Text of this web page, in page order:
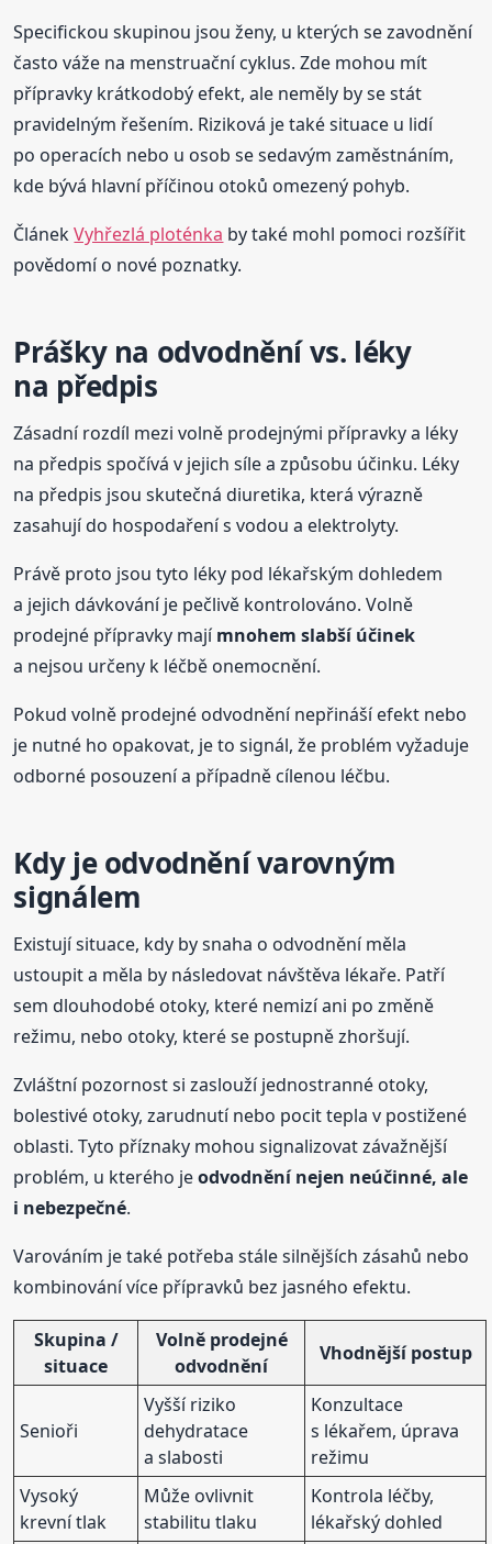
Specifickou skupinou jsou ženy, u kterých se zavodnění
často váže na menstruační cyklus. Zde mohou mít
přípravky krátkodobý efekt, ale neměly by se stát
pravidelným řešením. Riziková je také situace u lidí
po operacích nebo u osob se sedavým zaměstnáním,
kde bývá hlavní příčinou otoků omezený pohyb.
ČlánekVyhřezlá ploténka by také mohl pomoci rozšířit
povědomí o nové poznatky.
Prášky na odvodnění vs. léky
na předpis
Zásadní rozdíl mezi volně prodejnými přípravky a léky
na předpis spočívá v jejich síle a způsobu účinku. Léky
na předpis jsou skutečná diuretika, která výrazně
zasahují do hospodaření s vodou a elektrolyty.
Právě proto jsou tyto léky pod lékařským dohledem
a jejich dávkování je pečlivě kontrolováno. Volně
prodejné přípravky majímnohem slabší účinek
a nejsou určeny k léčbě onemocnění.
Pokud volně prodejné odvodnění nepřináší efekt nebo
je nutné ho opakovat, je to signál, že problém vyžaduje
odborné posouzení a případně cílenou léčbu.
Kdy je odvodnění varovným
signálem
Existují situace, kdy by snaha o odvodnění měla
ustoupit a měla by následovat návštěva lékaře. Patří
sem dlouhodobé otoky, které nemizí ani po změně
režimu, nebo otoky, které se postupně zhoršují.
Zvláštní pozornost si zaslouží jednostranné otoky,
bolestivé otoky, zarudnutí nebo pocit tepla v postižené
oblasti. Tyto příznaky mohou signalizovat závažnější
problém, u kterého jeodvodnění nejen neúčinné, ale
i nebezpečné.
Varováním je také potřeba stále silnějších zásahů nebo
kombinování více přípravků bez jasného efektu.
Skupina /
situace
Volně prodejné
odvodnění
Vhodnější postup
Senioři
Vyšší riziko
dehydratace
a slabosti
Konzultace
s lékařem, úprava
režimu
Vysoký
krevní tlak
Může ovlivnit
stabilitu tlaku
Kontrola léčby,
lékařský dohled